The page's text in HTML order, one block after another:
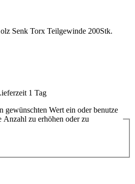
1 Tag
gewünschten Wert ein oder benutze
Anzahl zu erhöhen oder zu